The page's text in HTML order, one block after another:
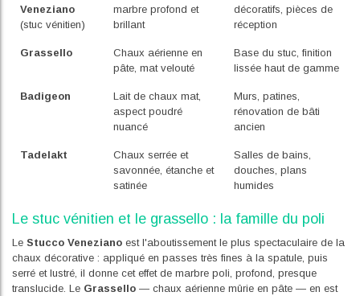
Veneziano
(stuc vénitien)
marbre profond et
brillant
décoratifs, pièces de
réception
Grassello
Chaux aérienne en
pâte, mat velouté
Base du stuc, finition
lissée haut de gamme
Badigeon
Lait de chaux mat,
aspect poudré
nuancé
Murs, patines,
rénovation de bâti
ancien
Tadelakt
Chaux serrée et
savonnée, étanche et
satinée
Salles de bains,
douches, plans
humides
Le stuc vénitien et le grassello : la famille du poli
Le Stucco Veneziano est l'aboutissement le plus spectaculaire de la
chaux décorative : appliqué en passes très fines à la spatule, puis
serré et lustré, il donne cet effet de marbre poli, profond, presque
translucide. Le Grassello — chaux aérienne mûrie en pâte — en est